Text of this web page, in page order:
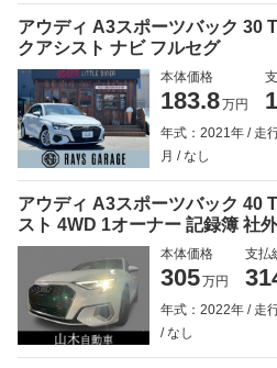
アウディ A3スポーツバック 30
クアシスト ナビ フルセグ
本体価格
183.8万円
年式：2021年
走
月
なし
アウディ A3スポーツバック 40
スト 4WD 1オーナー 記録簿 社
本体価格
305万円
支払
年式：2022年
走
なし